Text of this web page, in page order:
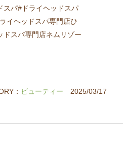
スパ#ドライヘッドスパ
イヘッドスパ専門店ひ
ドスパ専門店ネムリゾー
： ビューティー 2025/03/17